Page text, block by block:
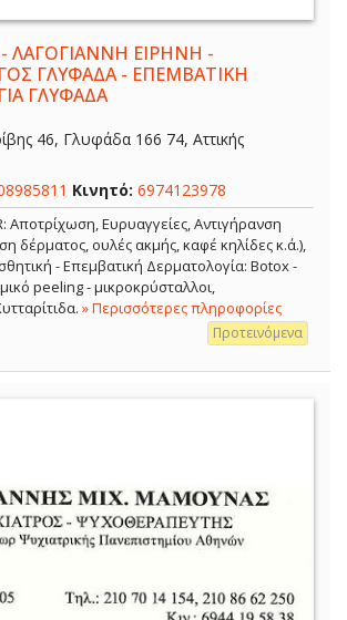
- ΛΑΓΟΓΙΑΝΝΗ ΕΙΡΗΝΗ -
ΓΛΥΦΑΔΑ - ΕΠΕΜΒΑΤΙΚΗ
ΓΛΥΦΑΔΑ
46, Γλυφάδα 166 74, Αττικής
Κινητό: 6974123978
Αποτρίχωση, Ευρυαγγείες, Αντιγήρανση
δέρματος, ουλές ακμής, καφέ κηλίδες κ.ά.),
- Επεμβατική Δερματολογία: Botox -
peeling - μικροκρύσταλλοι,
» Περισσότερες πληροφορίες
Προτεινόμενα